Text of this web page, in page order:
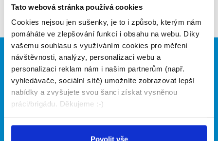
Tato webová stránka používá cookies
Cookies nejsou jen sušenky, je to i způsob, kterým nám
pomáháte ve zlepšování funkcí i obsahu na webu. Díky
vašemu souhlasu s využíváním cookies pro měření
návštěvnosti, analýzy, personalizaci webu a
personalizaci reklam nám i našim partnerům (např.
vyhledávače, sociální sítě) umožníte zobrazovat lepší
nabídky a zvyšujete svou šanci získat vysněnou
práci/brigádu. Děkujeme :-)
Povolit vše
Zpět
Brigádníci
Články
Hledané brigády
Firmy
Vložit inzerát
Ceník
Naše další projekty